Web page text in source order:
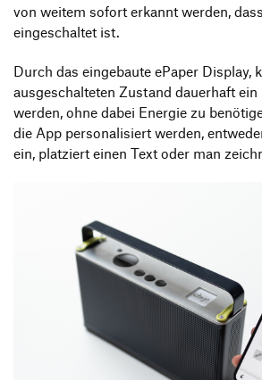
von weitem sofort erkannt werden,
eingeschaltet ist.
Durch das eingebaute ePaper Display,
ausgeschalteten Zustand dauerhaft ein
werden, ohne dabei Energie zu
die App personalisiert werden,
ein, platziert einen Text oder man